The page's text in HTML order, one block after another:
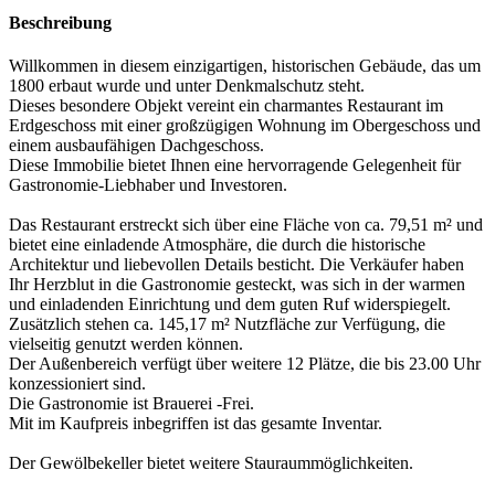
Beschreibung
Willkommen in diesem einzigartigen, historischen Gebäude, das um
1800 erbaut wurde und unter Denkmalschutz steht.
Dieses besondere Objekt vereint ein charmantes Restaurant im
Erdgeschoss mit einer großzügigen Wohnung im Obergeschoss und
einem ausbaufähigen Dachgeschoss.
Diese Immobilie bietet Ihnen eine hervorragende Gelegenheit für
Gastronomie-Liebhaber und Investoren.
Das Restaurant erstreckt sich über eine Fläche von ca. 79,51 m² und
bietet eine einladende Atmosphäre, die durch die historische
Architektur und liebevollen Details besticht. Die Verkäufer haben
Ihr Herzblut in die Gastronomie gesteckt, was sich in der warmen
und einladenden Einrichtung und dem guten Ruf widerspiegelt.
Zusätzlich stehen ca. 145,17 m² Nutzfläche zur Verfügung, die
vielseitig genutzt werden können.
Der Außenbereich verfügt über weitere 12 Plätze, die bis 23.00 Uhr
konzessioniert sind.
Die Gastronomie ist Brauerei -Frei.
Mit im Kaufpreis inbegriffen ist das gesamte Inventar.
Der Gewölbekeller bietet weitere Stauraummöglichkeiten.